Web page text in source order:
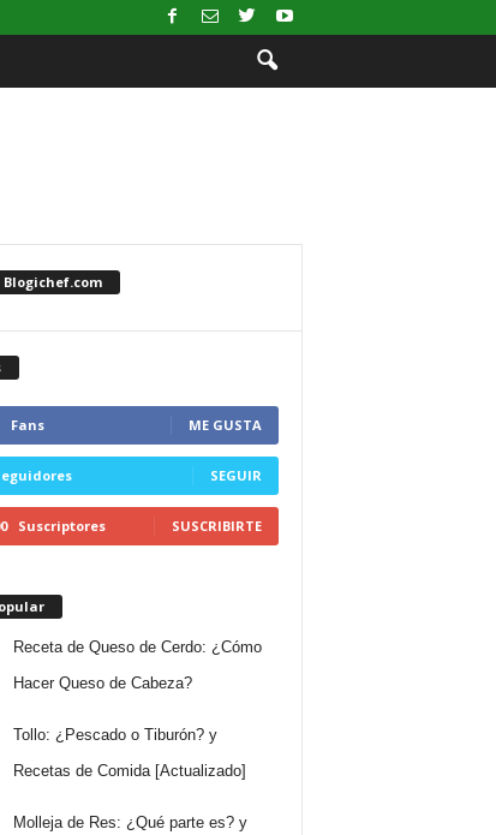
Blogichef.com
Fans ME GUSTA
SEGUIR
Suscriptores SUSCRIBIRTE
Receta de Queso de Cerdo: ¿Cómo
Hacer Queso de Cabeza?
Tollo: ¿Pescado o Tiburón? y
Recetas de Comida [Actualizado]
Molleja de Res: ¿Qué parte es? y